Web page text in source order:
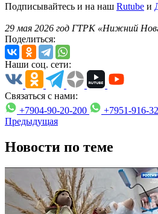
Подписывайтесь и на наш Rutube и
29 мая 2026 год ГТРК «Нижний
Поделиться:
Наши соц. сети:
Связаться с нами:
+7904-90-20-200
+7951-916-
Предыдущая
Новости по теме